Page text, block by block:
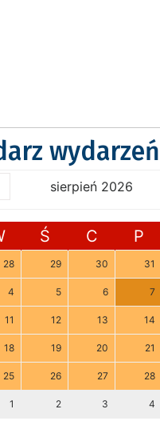
wydarzeń
sierpień 2026
Ś C P
28 29 30 31
4 5 6 7
11 12 13 14
18 19 20 21
25 26 27 28
1 2 3 4